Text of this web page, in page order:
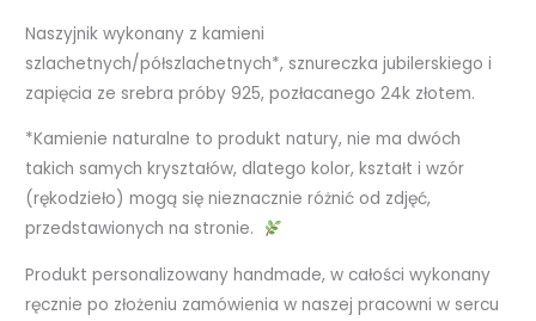
Naszyjnik wykonany z kamieni
szlachetnych/półszlachetnych*, sznureczka jubilerskiego i
zapięcia ze srebra próby 925, pozłacanego 24k złotem.
*Kamienie naturalne to produkt natury, nie ma dwóch
takich samych kryształów, dlatego kolor, kształt i wzór
(rękodzieło) mogą się nieznacznie różnić od zdjęć,
przedstawionych na stronie.
Produkt personalizowany handmade, w całości wykonany
ręcznie po złożeniu zamówienia w naszej pracowni w sercu